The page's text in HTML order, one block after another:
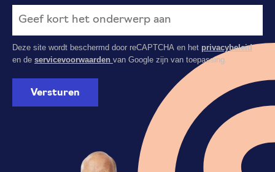
Deze site wordt beschermd door reCAPTCHA en het privacybeleid
en de servicevoorwaarden van Google zijn van toepassing.